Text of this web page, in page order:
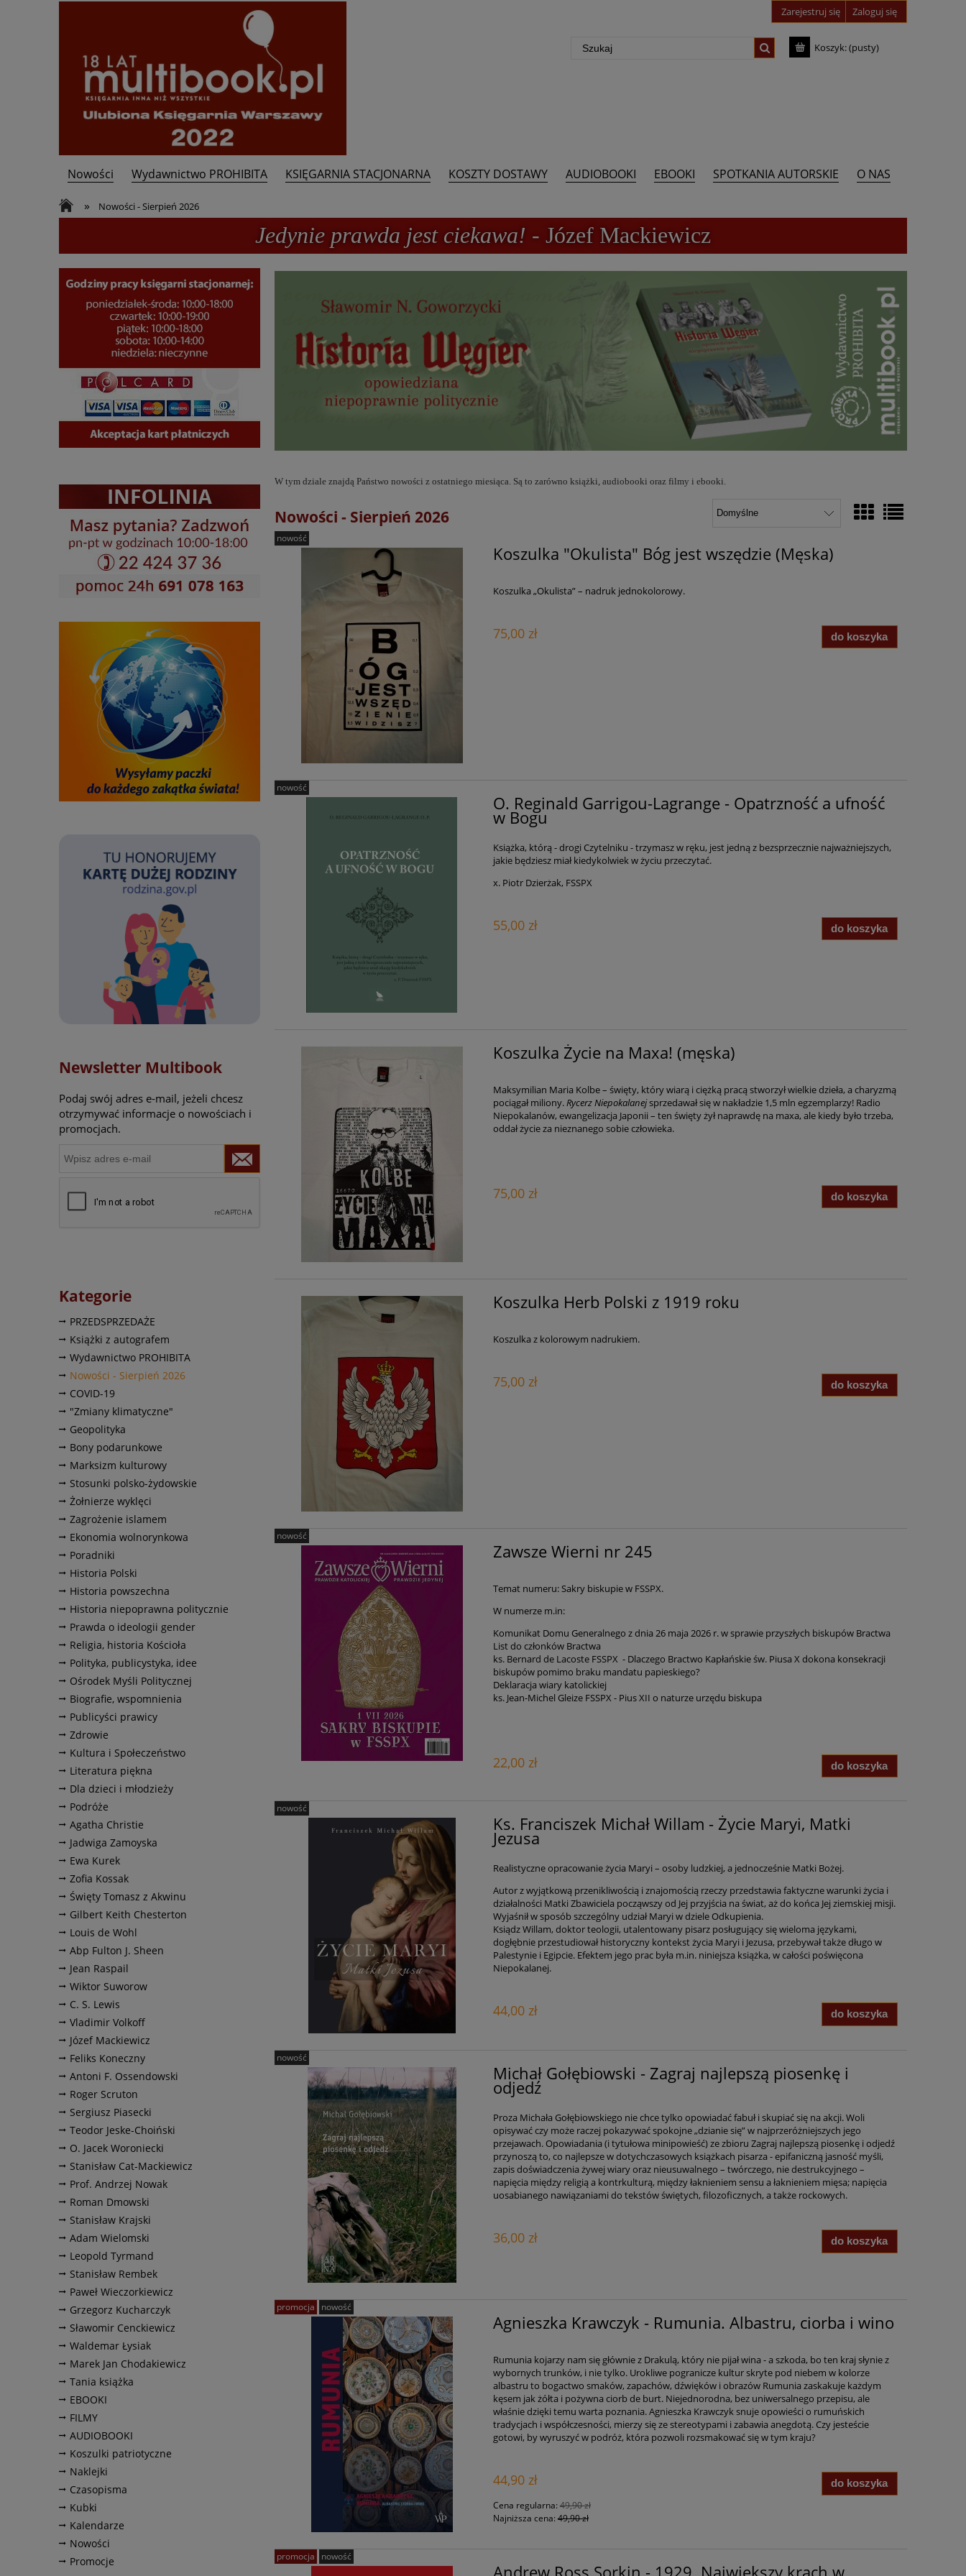
Zarejestruj się Zaloguj się
Koszyk:(pusty)
Nowości Wydawnictwo PROHIBITA KSIĘGARNIA STACJONARNA KOSZTY DOSTAWY AUDIOBOOKI EBOOKI SPOTKANIA AUTORSKIE
O NAS
Kontakt
» Nowości - Sierpień 2026
Jedynie prawda jest ciekawa! - Józef Mackiewicz
Newsletter Multibook
Podaj swój adres e-mail, jeżeli chcesz
otrzymywać informacje o nowościach i
promocjach.
Kategorie
PRZEDSPRZEDAŻE
Książki z autografem
Wydawnictwo PROHIBITA
Nowości - Sierpień 2026
COVID-19
"Zmiany klimatyczne"
Geopolityka
Bony podarunkowe
Marksizm kulturowy
Stosunki polsko-żydowskie
Żołnierze wyklęci
Zagrożenie islamem
Ekonomia wolnorynkowa
Poradniki
Historia Polski
Historia powszechna
Historia niepoprawna politycznie
Prawda o ideologii gender
Religia, historia Kościoła
Polityka, publicystyka, idee
Ośrodek Myśli Politycznej
Biografie, wspomnienia
Publicyści prawicy
Zdrowie
Kultura i Społeczeństwo
Literatura piękna
Dla dzieci i młodzieży
Podróże
Agatha Christie
Jadwiga Zamoyska
Ewa Kurek
Zofia Kossak
Święty Tomasz z Akwinu
Gilbert Keith Chesterton
Louis de Wohl
Abp Fulton J. Sheen
Jean Raspail
Wiktor Suworow
C. S. Lewis
Vladimir Volkoff
Józef Mackiewicz
Feliks Koneczny
Antoni F. Ossendowski
Roger Scruton
Sergiusz Piasecki
Teodor Jeske-Choiński
O. Jacek Woroniecki
Stanisław Cat-Mackiewicz
Prof. Andrzej Nowak
Roman Dmowski
Stanisław Krajski
Adam Wielomski
Leopold Tyrmand
Stanisław Rembek
Paweł Wieczorkiewicz
Grzegorz Kucharczyk
Sławomir Cenckiewicz
Waldemar Łysiak
Marek Jan Chodakiewicz
Tania książka
EBOOKI
FILMY
AUDIOBOOKI
Koszulki patriotyczne
Naklejki
Czasopisma
Kubki
Kalendarze
Nowości
Promocje
W tym dziale znajdą Państwo nowości z ostatniego miesiąca. Są to zarówno książki, audiobooki oraz filmy i ebooki.
Nowości - Sierpień 2026
Koszulka "Okulista" Bóg jest wszędzie (Męska)
Koszulka „Okulista” – nadruk jednokolorowy.
75,00 zł do koszyka
nowość
O. Reginald Garrigou-Lagrange - Opatrzność a ufność
w Bogu
Książka, którą - drogi Czytelniku - trzymasz w ręku, jest jedną z bezsprzecznie najważniejszych,
jakie będziesz miał kiedykolwiek w życiu przeczytać.
x. Piotr Dzierżak, FSSPX
55,00 zł do koszyka
nowość
Koszulka Życie na Maxa! (męska)
Maksymilian Maria Kolbe – święty, który wiarą i ciężką pracą stworzył wielkie dzieła, a charyzmą
pociągał miliony.Rycerz Niepokalanejsprzedawał się w nakładzie 1,5 mln egzemplarzy! Radio
Niepokalanów, ewangelizacja Japonii – ten święty żył naprawdę na maxa, ale kiedy było trzeba,
oddał życie za nieznanego sobie człowieka.
75,00 zł do koszyka
Koszulka Herb Polski z 1919 roku
Koszulka z kolorowym nadrukiem.
75,00 zł do koszyka
Zawsze Wierni nr 245
Temat numeru: Sakry biskupie w FSSPX.
W numerze m.in:
Komunikat Domu Generalnego z dnia 26 maja 2026 r. w sprawie przyszłych biskupów Bractwa
List do członków Bractwa
ks. Bernard de Lacoste FSSPX - Dlaczego Bractwo Kapłańskie św. Piusa X dokona konsekracji
biskupów pomimo braku mandatu papieskiego?
Deklaracja wiary katolickiej
ks. Jean-Michel Gleize FSSPX - Pius XII o naturze urzędu biskupa
22,00 zł do koszyka
nowość
Ks. Franciszek Michał Willam - Życie Maryi, Matki
Jezusa
Realistyczne opracowanie życia Maryi – osoby ludzkiej, a jednocześnie Matki Bożej.
Autor z wyjątkową przenikliwością i znajomością rzeczy przedstawia faktyczne warunki życia i
działalności Matki Zbawiciela począwszy od Jej przyjścia na świat, aż do końca Jej ziemskiej misji.
Wyjaśnił w sposób szczególny udział Maryi w dziele Odkupienia.
Ksiądz Willam, doktor teologii, utalentowany pisarz posługujący się wieloma językami,
dogłębnie przestudiował historyczny kontekst życia Maryi i Jezusa, przebywał także długo w
Palestynie i Egipcie. Efektem jego prac była m.in. niniejsza książka, w całości poświęcona
Niepokalanej.
44,00 zł do koszyka
nowość
Michał Gołębiowski - Zagraj najlepszą piosenkę i
odjedź
Proza Michała Gołębiowskiego nie chce tylko opowiadać fabuł i skupiać się na akcji. Woli
opisywać czy może raczej pokazywać spokojne „dzianie się” w najprzeróżniejszych jego
przejawach. Opowiadania (i tytułowa minipowieść) ze zbioru Zagraj najlepszą piosenkę i odjedź
przynoszą to, co najlepsze w dotychczasowych książkach pisarza - epifaniczną jasność myśli,
zapis doświadczenia żywej wiary oraz nieusuwalnego – twórczego, nie destrukcyjnego –
napięcia między religią a kontrkulturą, między łaknieniem sensu a łaknieniem mięsa; napięcia
uosabianego nawiązaniami do tekstów świętych, filozoficznych, a także rockowych.
36,00 zł do koszyka
nowość
Agnieszka Krawczyk - Rumunia. Albastru, ciorba i wino
Rumunia kojarzy nam się głównie z Drakulą, który nie pijał wina - a szkoda, bo ten kraj słynie z
wybornych trunków, i nie tylko. Urokliwe pogranicze kultur skryte pod niebem w kolorze
albastru to bogactwo smaków, zapachów, dźwięków i obrazów Rumunia zaskakuje każdym
kęsem jak żółta i pożywna ciorb de burt. Niejednorodna, bez uniwersalnego przepisu, ale
właśnie dzięki temu warta poznania. Agnieszka Krawczyk snuje opowieści o rumuńskich
tradycjach i współczesności, mierzy się ze stereotypami i zabawia anegdotą. Czy jesteście
gotowi, by wyruszyć w podróż, która pozwoli rozsmakować się w tym kraju?
44,90 zł
Cena regularna: 49,90 zł
Najniższa cena:49,90 zł
do koszyka
promocja nowość
promocja nowość